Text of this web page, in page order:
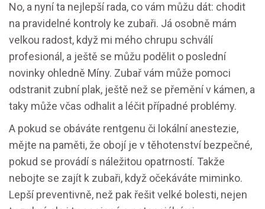
No, a nyní ta nejlepší rada, co vám můžu dát: chodit
na pravidelné kontroly ke zubaři. Já osobně mám
velkou radost, když mi mého chrupu schválí
profesionál, a ještě se můžu podělit o poslední
novinky ohledně Míny. Zubař vám může pomoci
odstranit zubní plak, ještě než se přemění v kámen, a
taky může včas odhalit a léčit případné problémy.
A pokud se obáváte rentgenu či lokální anestezie,
mějte na paměti, že obojí je v těhotenství bezpečné,
pokud se provádí s náležitou opatrností. Takže
nebojte se zajít k zubaři, když očekáváte miminko.
Lepší preventivně, než pak řešit velké bolesti, nejen